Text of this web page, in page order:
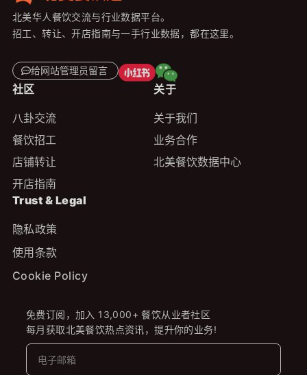
北美华人餐饮交流与行业数据平台。
招工、转让、开店指南与一手行业数据，都在这里。
给网站管理员留言
社区
八卦交流
餐饮招工
店铺转让
开店指南
关于
关于我们
业务合作
北美餐饮数据中心
Trust & Legal
隐私政策
使用条款
Cookie Policy
免费订阅，加入 13,000+ 餐饮从业者社区
每月获取北美餐饮热点资讯，提升你的业务!